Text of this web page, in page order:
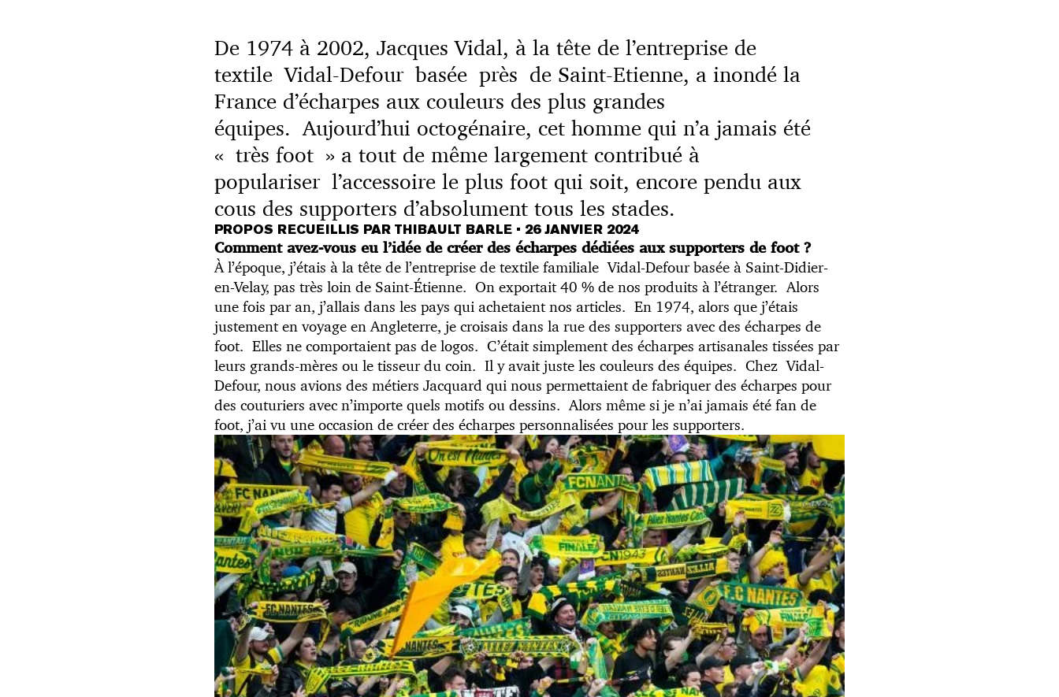
De 1974 à 2002, Jacques Vidal, à la tête de l’entreprise de
textile Vidal-Defour basée près de Saint-Etienne, a inondé la
France d’écharpes aux couleurs des plus grandes
équipes. Aujourd’hui octogénaire, cet homme qui n’a jamais été
« très foot » a tout de même largement contribué à
populariser l’accessoire le plus foot qui soit, encore pendu aux
cous des supporters d’absolument tous les stades.
PROPOS RECUEILLIS PAR THIBAULT BARLE • 26 JANVIER 2024
Comment avez-vous eu l’idée de créer des écharpes dédiées aux supporters de foot ?
À l’époque, j’étais à la tête de l’entreprise de textile familiale Vidal-Defour basée à Saint-Didier-
en-Velay, pas très loin de Saint-Étienne. On exportait 40 % de nos produits à l’étranger. Alors
une fois par an, j’allais dans les pays qui achetaient nos articles. En 1974, alors que j’étais
justement en voyage en Angleterre, je croisais dans la rue des supporters avec des écharpes de
foot. Elles ne comportaient pas de logos. C’était simplement des écharpes artisanales tissées par
leurs grands-mères ou le tisseur du coin. Il y avait juste les couleurs des équipes. Chez Vidal-
Defour, nous avions des métiers Jacquard qui nous permettaient de fabriquer des écharpes pour
des couturiers avec n’importe quels motifs ou dessins. Alors même si je n’ai jamais été fan de
foot, j’ai vu une occasion de créer des écharpes personnalisées pour les supporters.